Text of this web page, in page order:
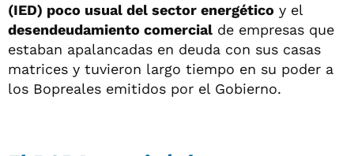
(IED) poco usual del sector energético y el
desendeudamiento comercial de empresas que
estaban apalancadas en deuda con sus casas
matrices y tuvieron largo tiempo en su poder a
los Bopreales emitidos por el Gobierno.